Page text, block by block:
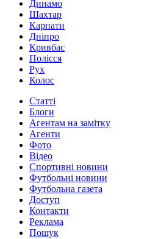
Динамо
Шахтар
Карпати
Дніпро
Кривбас
Полісся
Рух
Колос
Статті
Блоги
Агентам на замітку
Агенти
Фото
Відео
Спортивні новини
Футбольні новини
Футбольна газета
Доступ
Контакти
Реклама
Пошук